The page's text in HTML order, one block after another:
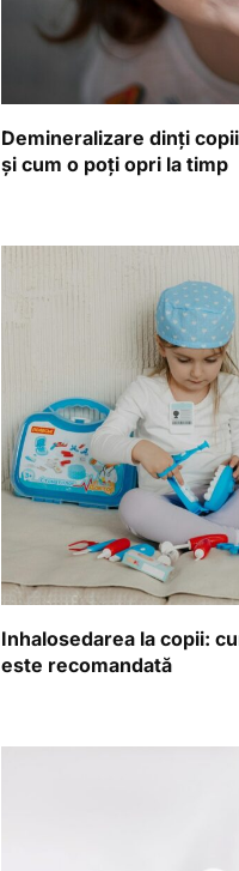
Demineralizare dinți
și cum o poți opri la timp
Inhalosedarea la copii:
este recomandată